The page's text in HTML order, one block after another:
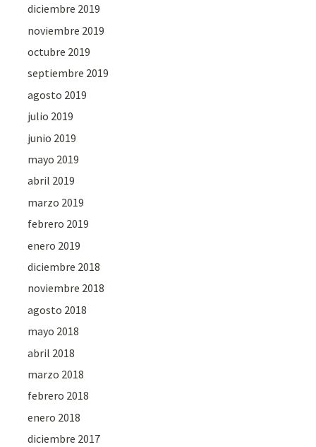
diciembre 2019
noviembre 2019
octubre 2019
septiembre 2019
agosto 2019
julio 2019
junio 2019
mayo 2019
abril 2019
marzo 2019
febrero 2019
enero 2019
diciembre 2018
noviembre 2018
agosto 2018
mayo 2018
abril 2018
marzo 2018
febrero 2018
enero 2018
diciembre 2017